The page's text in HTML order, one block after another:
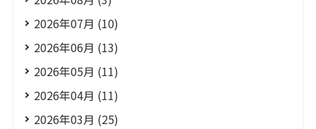
2026年07月 (10)
2026年06月 (13)
2026年05月 (11)
2026年04月 (11)
2026年03月 (25)